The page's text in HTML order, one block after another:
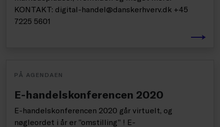
KONTAKT: digital-handel@danskerhverv.dk +45
7225 5601
PÅ AGENDAEN
E-handelskonferencen 2020
E-handelskonferencen 2020 går virtuelt, og
nøgleordet i år er ”omstilling” ! E-